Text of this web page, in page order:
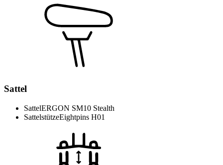
Sattel
SattelERGON SM10 Stealth
SattelstützeEightpins H01